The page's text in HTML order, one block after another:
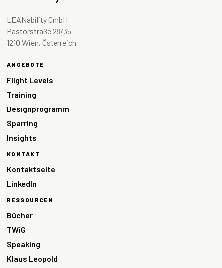
LEANability GmbH
Pastorstraße 28/35
1210 Wien, Österreich
ANGEBOTE
Flight Levels
Training
Designprogramm
Sparring
Insights
KONTAKT
Kontaktseite
LinkedIn
RESSOURCEN
Bücher
TWiG
Speaking
Klaus Leopold